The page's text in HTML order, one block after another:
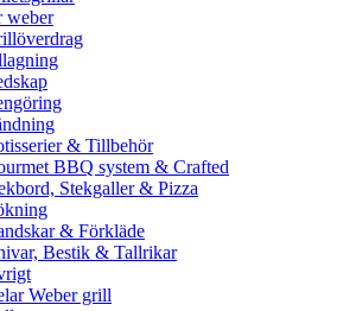
weber
& Tillbehör
BBQ system & Crafted
Stekgaller & Pizza
& Förkläde
Bestik & Tallrikar
Weber grill